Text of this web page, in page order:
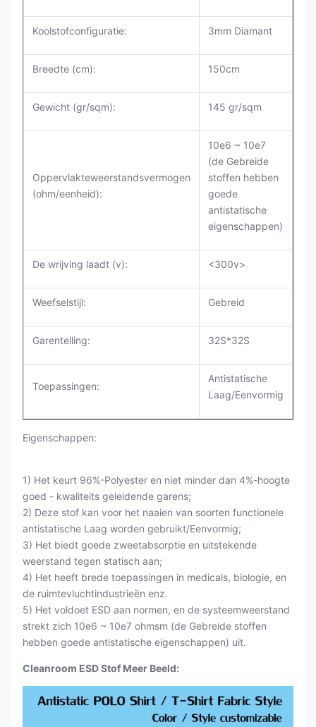
Koolstofconfiguratie: 3mm Diamant
Breedte (cm): 150cm
Gewicht (gr/sqm): 145 gr/sqm
Oppervlakteweerstandsvermogen
(ohm/eenheid):
10e6 ~ 10e7
(de Gebreide
stoffen hebben
goede
antistatische
eigenschappen)
De wrijving laadt (v): <300v>
Weefselstijl: Gebreid
Garentelling: 32S*32S
Toepassingen:
Antistatische
Laag/Eenvormig
Eigenschappen:
1) Het keurt 96%-Polyester en niet minder dan 4%-hoogte
goed - kwaliteits geleidende garens;
2) Deze stof kan voor het naaien van soorten functionele
antistatische Laag worden gebruikt/Eenvormig;
3) Het biedt goede zweetabsorptie en uitstekende
weerstand tegen statisch aan;
4) Het heeft brede toepassingen in medicals, biologie, en
de ruimtevluchtindustrieën enz.
5) Het voldoet ESD aan normen, en de systeemweerstand
strekt zich 10e6 ~ 10e7 ohmsm (de Gebreide stoffen
hebben goede antistatische eigenschappen) uit.
Cleanroom ESD Stof Meer Beeld: